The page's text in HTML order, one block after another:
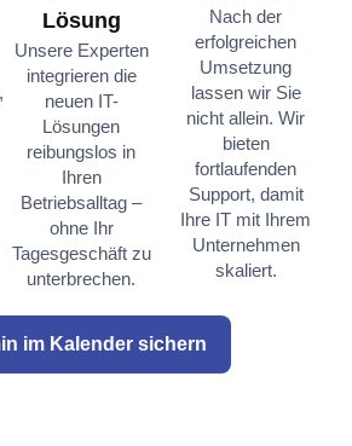
Lösung
Unsere Experten
integrieren die
neuen IT-
Lösungen
reibungslos in
Ihren
Betriebsalltag –
ohne Ihr
Tagesgeschäft zu
unterbrechen.
Nach der
erfolgreichen
Umsetzung
lassen wir Sie
nicht allein. Wir
bieten
fortlaufenden
Support, damit
Ihre IT mit Ihrem
Unternehmen
skaliert.
im Kalender sichern